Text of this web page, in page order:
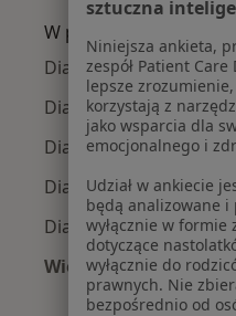
W pobliżu Sosnowca
Diastema w
Diastema w Gliwicach
Diastema w Tychach
Diastema w Bytomiu
Diastema w Dąbrowie
Więcej (14)
Więcej w
sztuczna
Niniejsza ankieta,
zespół Patient
lepsze
korzystają z
jako wsparcia dla
emocjonalnego i
Udział w ankiecie
będą analizowane i
wyłącznie w formie
dotyczące
wyłącznie do
prawnych. Nie
bezpośrednio od